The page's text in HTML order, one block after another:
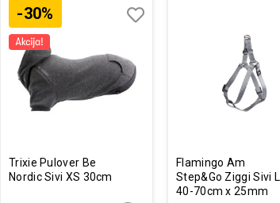
-30%
Trixie Pulover Be
Nordic Sivi XS 30cm
listu
želja
Flamingo Am
Step&Go Ziggi Sivi L
40-70cm x 25mm